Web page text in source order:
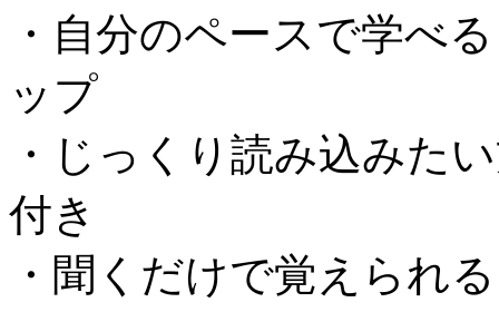
・自分のペースで学べ
ップ
・じっくり読み込みた
付き
・聞くだけで覚えられ